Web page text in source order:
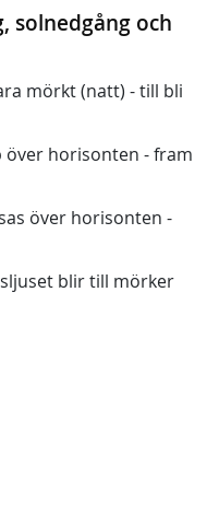
solnedgång och
mörkt (natt) - till bli
horisonten - fram
över horisonten -
blir till mörker